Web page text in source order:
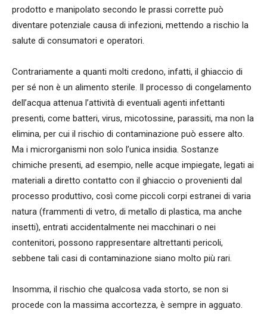
prodotto e manipolato secondo le prassi corrette può
diventare potenziale causa di infezioni, mettendo a rischio la
salute di consumatori e operatori.
Contrariamente a quanti molti credono, infatti, il ghiaccio di
per sé non è un alimento sterile. Il processo di congelamento
dell’acqua attenua l’attività di eventuali agenti infettanti
presenti, come batteri, virus, micotossine, parassiti, ma non la
elimina, per cui il rischio di contaminazione può essere alto.
Ma i microrganismi non solo l’unica insidia. Sostanze
chimiche presenti, ad esempio, nelle acque impiegate, legati ai
materiali a diretto contatto con il ghiaccio o provenienti dal
processo produttivo, così come piccoli corpi estranei di varia
natura (frammenti di vetro, di metallo di plastica, ma anche
insetti), entrati accidentalmente nei macchinari o nei
contenitori, possono rappresentare altrettanti pericoli,
sebbene tali casi di contaminazione siano molto più rari.
Insomma, il rischio che qualcosa vada storto, se non si
procede con la massima accortezza, è sempre in agguato.